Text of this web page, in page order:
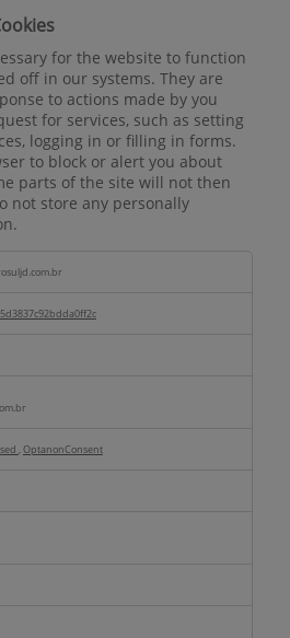
for the website to function
off in our systems. They are
to actions made by you
for services, such as setting
logging in or filling in forms.
to block or alert you about
parts of the site will not then
not store any personally
,OptanonConsent